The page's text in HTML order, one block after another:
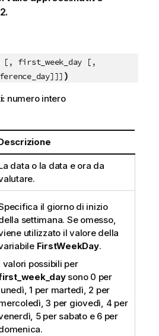
[, first_week_day [,
)
numero intero
data o la data e ora da
il giorno di inizio
settimana. Se omesso,
utilizzato il valore della
FirstWeekDay.
valori possibili per
sono 0 per
1 per martedì, 2 per
3 per giovedì, 4 per
5 per sabato e 6 per